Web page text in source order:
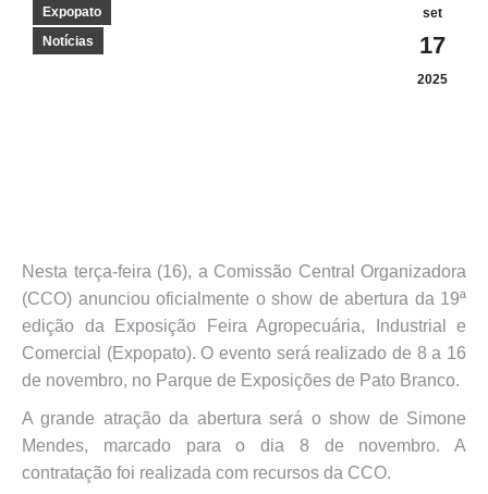
set
17
2025
Expopato
Notícias
Nesta terça-feira (16), a Comissão Central Organizadora
(CCO) anunciou oficialmente o show de abertura da 19ª
edição da Exposição Feira Agropecuária, Industrial e
Comercial (Expopato). O evento será realizado de 8 a 16
de novembro, no Parque de Exposições de Pato Branco.
A grande atração da abertura será o show de Simone
Mendes, marcado para o dia 8 de novembro. A
contratação foi realizada com recursos da CCO.